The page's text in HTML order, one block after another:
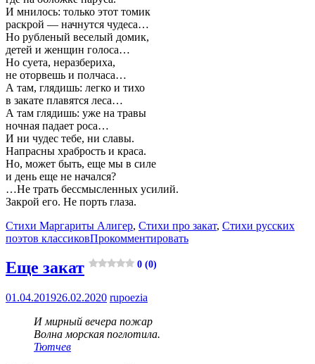
И мнилось: только этот томик
раскрой — начнутся чудеса…
Но рубленый веселый домик,
детей и женщин голоса…
Но суета, неразбериха,
не оторвешь и полчаса…
А там, глядишь: легко и тихо
в закате плавятся леса…
А там глядишь: уже на травы
ночная падает роса…
И ни чудес тебе, ни славы.
Напрасны храбрость и краса.
Но, может быть, еще мы в силе
и день еще не начался?
…Не трать бессмысленных усилий.
Закрой его. Не порть глаза.
Стихи Маргариты Алигер, Стихи про закат, Стихи русских
поэтов классиковПрокомментировать
Еще закат 0 (0)
01.04.201926.02.2020 rupoezia
И мирный вечера пожар
Волна морская поглотила.
Тютчев